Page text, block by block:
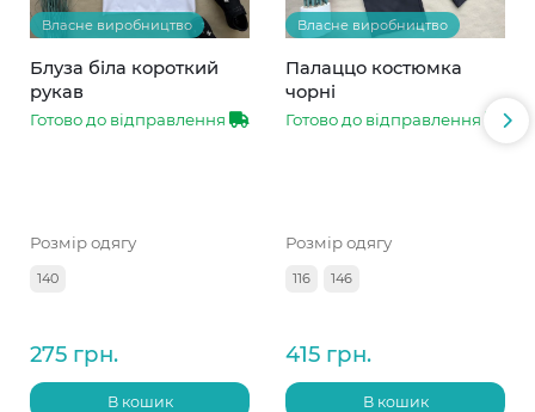
Власне виробництво
Блуза біла короткий
рукав
Готово до відправлення
Розмір одягу
140
275 грн.
В кошик
Власне виробництво
Палаццо костюмка
чорні
Готово до відправлення
Розмір одягу
116 146
415 грн.
В кошик